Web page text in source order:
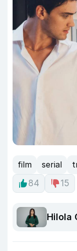
film serial
84
15
Hilola